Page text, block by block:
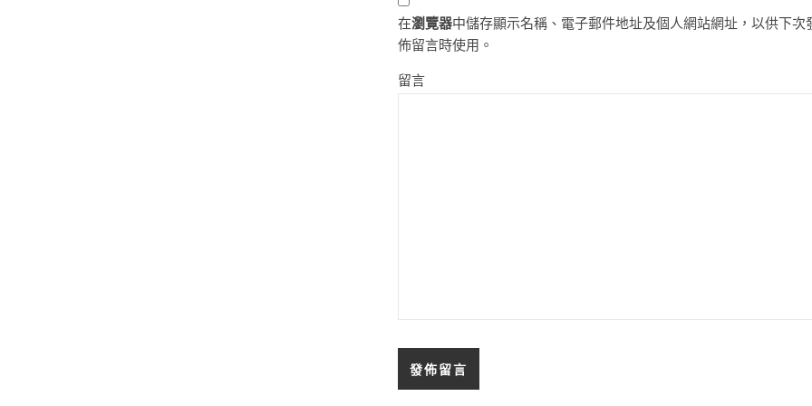
在瀏覽器中儲存顯示名稱、電子郵件地址及個人網站網址，以供下次
佈留言時使用。
留言